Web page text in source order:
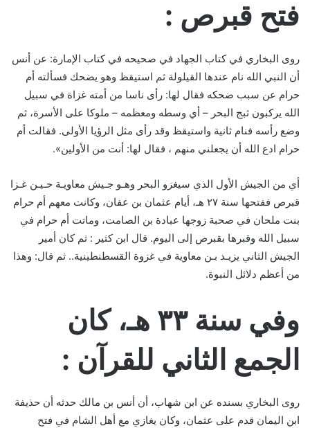
فتح قبرص :
روى البخاري في كتاب الجهاد في صحيحه في كتاب الإمارة: عن أنس
أن النبي الله نام عندها القيلولة ثم استيقظ وهو يضحك فسألته أم
حرام عن سبب ضحكه فقال لها: رأى ناسا من أمته غزاة في سبيل
الله يركبون ثبج البحر – أي وسطه ومعظمه – ملوكا على الأسرة، ثم
وضع رأسه فنام ثانية واستيقظ وقد رأى مثل الرؤيا الأولى. فقالت أم
حرام ادع الله أن يجعلني منهم ، فقال لها: أنت من الأولين».
أي من الجيش الأول الذي سيغزو البحر وهـو جـيش معاويـة حـيـن غـزا
قبرص ففتحها سنة ٢٧ هـ، أيام عثمان بن عفان، وكانت معهم أم حرام
بنت ملحان في صحبة زوجها عبادة بن الصامت، وماتت أم حرام في
سبيل الله وقبرها بقبرص إلى اليوم. قال ابن كثير : ثم كان أمير
الجيش الثاني يزيـد بـن معاوية في غزوة القسطنطينية.. ثم قال: وهذا
من أعظم دلائل النبوة.
وفي سنة ٣٣ هـ، كان
الجمع الثاني للقرآن :
روى البخاري بسنده عن ابن شهاب، أن أنس بن مالك حدثه أن حذيفة
ابن اليمان قدم على عثمان، وكان يغازي مع أهل الشام في فتح